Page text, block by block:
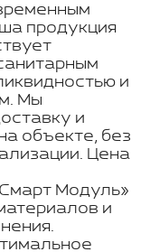
продукция
и
Мы
и
объекте, без
Цена
Модуль»
и